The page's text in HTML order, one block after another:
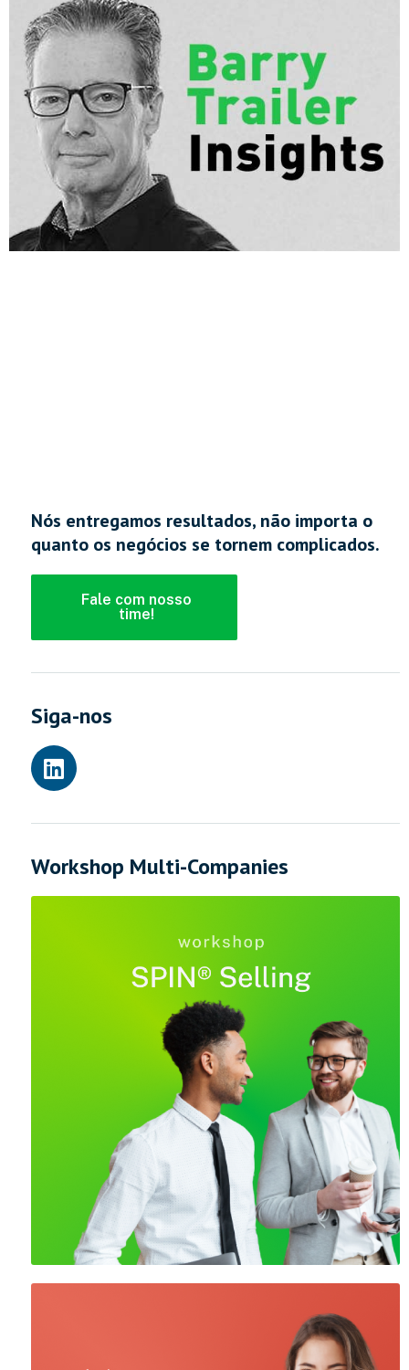
Nós entregamos resultados, não importa o
quanto os negócios se tornem complicados.
Fale com nosso
time!
Siga-nos
Workshop Multi-Companies